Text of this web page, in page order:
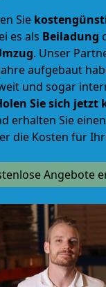
Sie
es als Beiladung
. Unser
aufgebaut
und sogar
Sie sich jetzt
erhalten Sie
die Kosten für
Angebote